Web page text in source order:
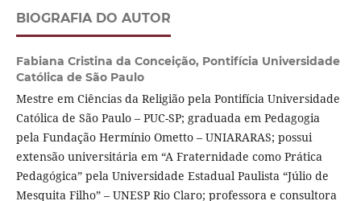
BIOGRAFIA DO AUTOR
Fabiana Cristina da Conceição, Pontifícia Universidade
Católica de São Paulo
Mestre em Ciências da Religião pela Pontifícia Universidade
Católica de São Paulo – PUC-SP; graduada em Pedagogia
pela Fundação Hermínio Ometto – UNIARARAS; possui
extensão universitária em “A Fraternidade como Prática
Pedagógica” pela Universidade Estadual Paulista “Júlio de
Mesquita Filho” – UNESP Rio Claro; professora e consultora